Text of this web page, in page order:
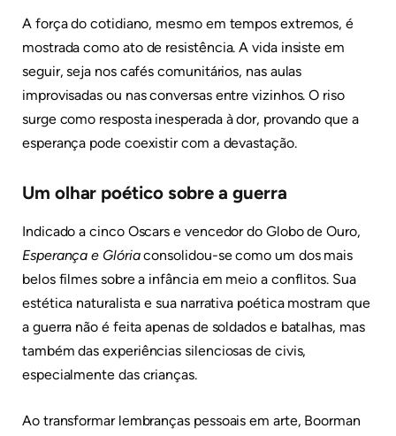
A força do cotidiano, mesmo em tempos extremos, é
mostrada como ato de resistência. A vida insiste em
seguir, seja nos cafés comunitários, nas aulas
improvisadas ou nas conversas entre vizinhos. O riso
surge como resposta inesperada à dor, provando que a
esperança pode coexistir com a devastação.
Um olhar poético sobre a guerra
Indicado a cinco Oscars e vencedor do Globo de Ouro,
Esperança e Glóriaconsolidou-se como um dos mais
belos filmes sobre a infância em meio a conflitos. Sua
estética naturalista e sua narrativa poética mostram que
a guerra não é feita apenas de soldados e batalhas, mas
também das experiências silenciosas de civis,
especialmente das crianças.
Ao transformar lembranças pessoais em arte, Boorman